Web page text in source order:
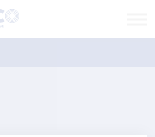
Kennisbank